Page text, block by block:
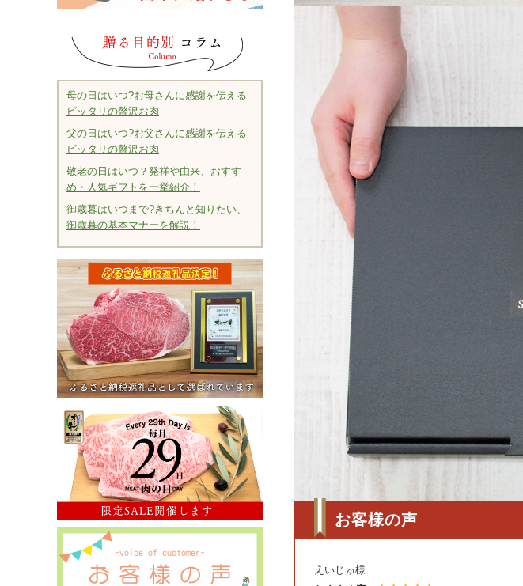
お客様の声
えいじゅ様
母の日はいつ?お母さんに感謝を伝える
ピッタリの贅沢お肉
父の日はいつ?お父さんに感謝を伝える
ピッタリの贅沢お肉
敬老の日はいつ？発祥や由来、おすす
め・人気ギフトを一挙紹介！
御歳暮はいつまで?きちんと知りたい、
御歳暮の基本マナーを解説！